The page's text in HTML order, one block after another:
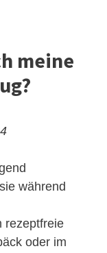
meine
während
rezeptfreie
oder im